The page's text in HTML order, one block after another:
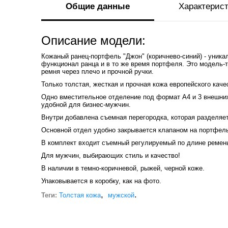
Общие данные
Описание модели:
Кожаный ранец-портфель "Джон" (коричнево-синий) -
функционал ранца и в то же время портфеля. Это
ремня через плечо и прочной ручки.
Только толстая, жесткая и прочная кожа европейского
Одно вместительное отделение под формат А4 и 3
удобной для бизнес-мужчин.
Внутри добавлена съемная перегородка, которая
Основной отдел удобно закрывается клапаном на
В комплект входит съемный регулируемый по длине
Для мужчин, выбирающих стиль и качество!
В наличии в темно-коричневой, рыжей, черной коже.
Упаковывается в коробку, как на фото.
Теги: Толстая кожа, мужской.